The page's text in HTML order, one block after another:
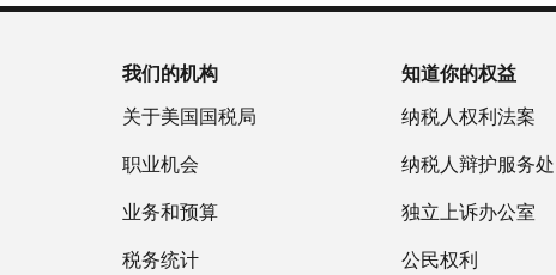
我们的机构
关于美国国税局
职业机会
业务和预算
税务统计
知道你的权益
纳税人权利法案
纳税人辩护服务处
独立上诉办公室
公民权利